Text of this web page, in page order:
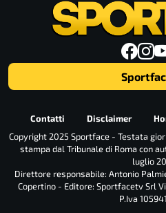
Contatti Disclaimer
Copyright 2025 Sportface - Testata
stampa dal Tribunale di Roma con
luglio
Direttore responsabile: Antonio
Copertino - Editore: Sportfacetv Srl
P.Iva